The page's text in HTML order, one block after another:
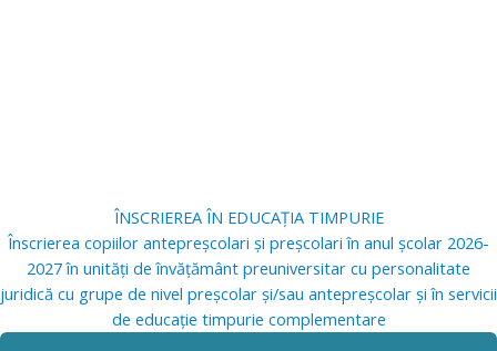
ÎNSCRIEREA ÎN EDUCAȚIA TIMPURIE
Înscrierea copiilor antepreșcolari și preșcolari în anul școlar 2026-
2027 în unități de învățământ preuniversitar cu personalitate
juridică cu grupe de nivel preșcolar și/sau antepreșcolar și în servicii
de educație timpurie complementare